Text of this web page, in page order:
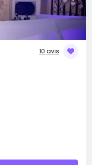
10 avis